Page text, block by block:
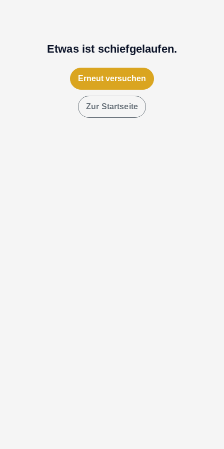
Etwas ist schiefgelaufen.
Erneut versuchen
Zur Startseite